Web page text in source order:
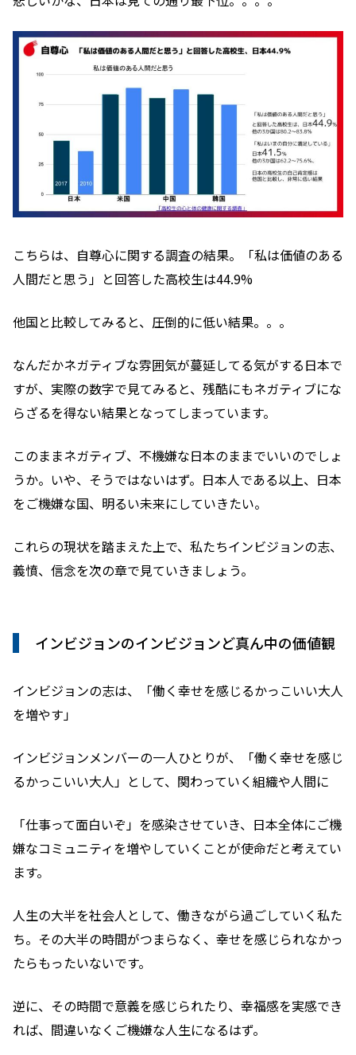
こちらは、自尊心に関する調査の結果。「私は価値のある
人間だと思う」と回答した高校生は44.9%
他国と比較してみると、圧倒的に低い結果。。。
なんだかネガティブな雰囲気が蔓延してる気がする日本で
すが、実際の数字で見てみると、残酷にもネガティブにな
らざるを得ない結果となってしまっています。
このままネガティブ、不機嫌な日本のままでいいのでしょ
うか。いや、そうではないはず。日本人である以上、日本
をご機嫌な国、明るい未来にしていきたい。
これらの現状を踏まえた上で、私たちインビジョンの志、
義憤、信念を次の章で見ていきましょう。
インビジョンのインビジョンど真ん中の価値観
インビジョンの志は、「働く幸せを感じるかっこいい大人
を増やす」
インビジョンメンバーの一人ひとりが、「働く幸せを感じ
るかっこいい大人」として、関わっていく組織や人間に
「仕事って面白いぞ」を感染させていき、日本全体にご機
嫌なコミュニティを増やしていくことが使命だと考えてい
ます。
人生の大半を社会人として、働きながら過ごしていく私た
ち。その大半の時間がつまらなく、幸せを感じられなかっ
たらもったいないです。
逆に、その時間で意義を感じられたり、幸福感を実感でき
れば、間違いなくご機嫌な人生になるはず。